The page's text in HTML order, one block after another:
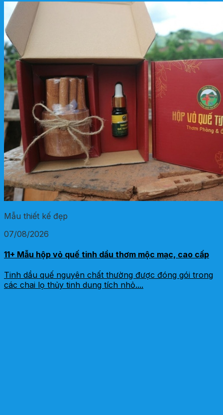
Mẫu thiết kế đẹp
07/08/2026
11+ Mẫu hộp vỏ quế tinh dầu thơm mộc mạc, cao cấp
Tinh dầu quế nguyên chất thường được đóng gói trong
các chai lọ thủy tinh dung tích nhỏ....